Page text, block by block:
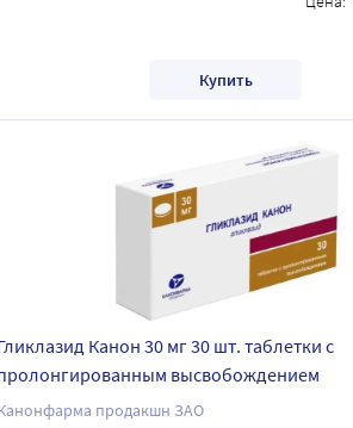
Купить
Канон 30 мг 30 шт. таблетки с
высвобождением
продакшн ЗАО